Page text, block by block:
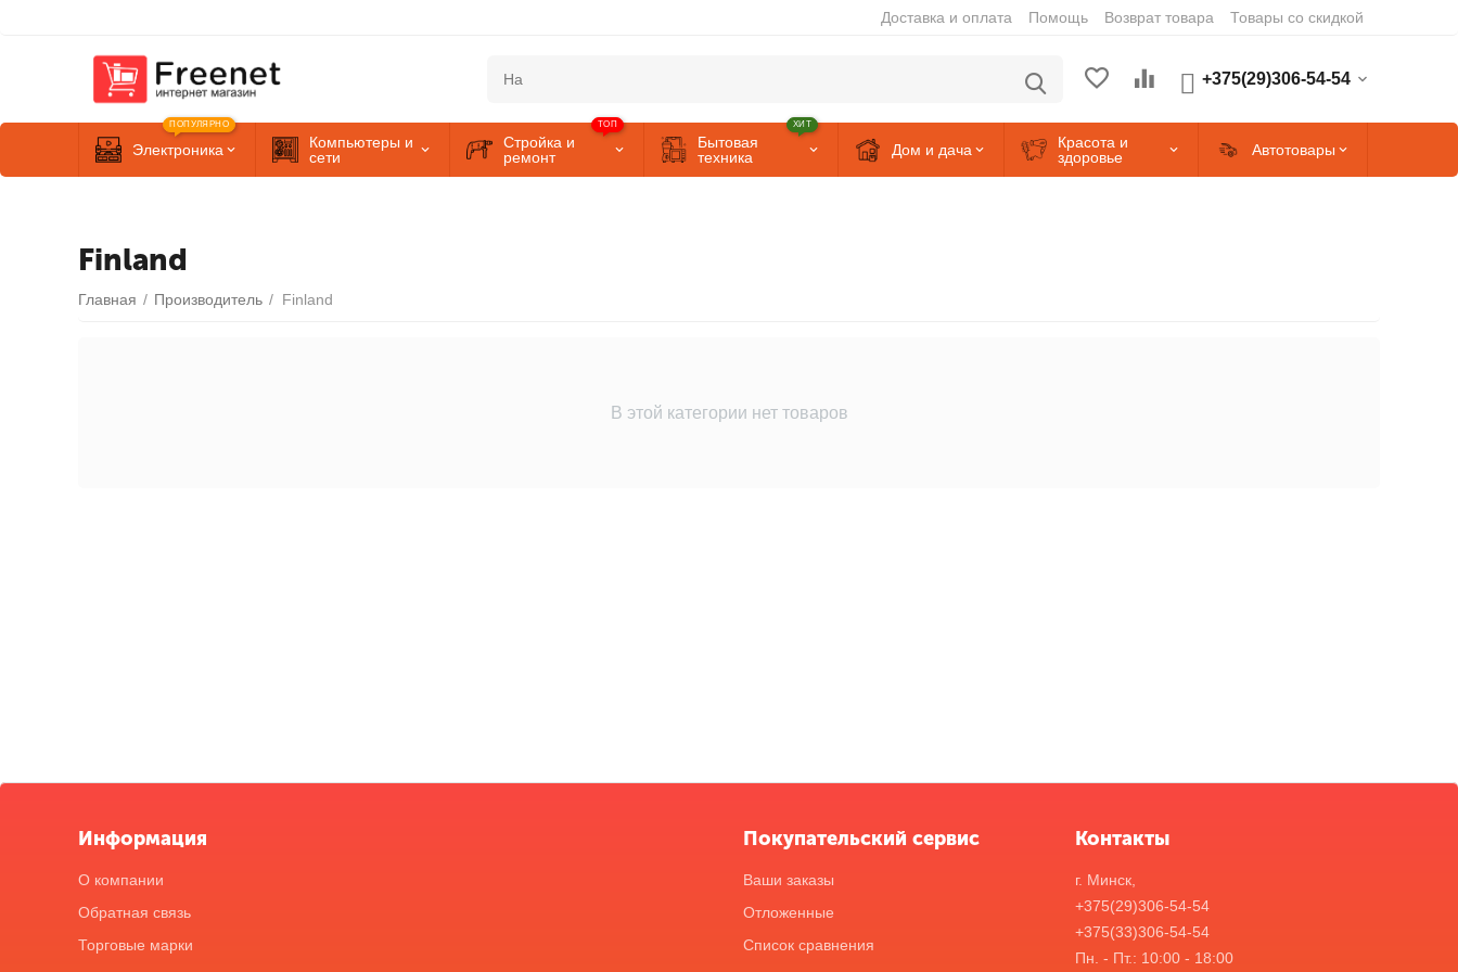
Доставка и оплата Помощь Возврат товара Товары со скидкой
+375(29)306-54-54
Электроника
ПОПУЛЯРНО
Компьютеры и
сети
Стройка и
ремонт
ТОП
Бытовая
техника
ХИТ
Дом и дача
Красота и
здоровье
Автотовары
Finland
Главная / Производитель / Finland
В этой категории нет товаров
Информация
О компании
Обратная связь
Торговые марки
Покупательский сервис
Ваши заказы
Отложенные
Список сравнения
Контакты
г. Минск,
+375(29)306-54-54
+375(33)306-54-54
Пн. - Пт.: 10:00 - 18:00